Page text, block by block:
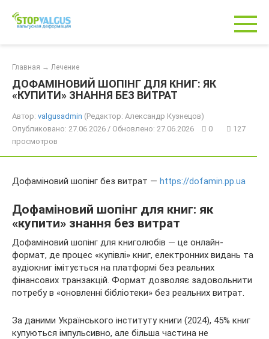
контенту
Главная → Лечение
ДОФАМІНОВИЙ ШОПІНГ ДЛЯ КНИГ: ЯК
«КУПИТИ» ЗНАННЯ БЕЗ ВИТРАТ
Автор: valgusadmin (Редактор: Александр Кузнецов)
Опубликовано: 27.06.2026 / Обновлено: 27.06.2026
0
127
просмотров
Дофаміновий шопінг без витрат — https://dofamin.pp.ua
Дофаміновий шопінг для книг: як
«купити» знання без витрат
Дофаміновий шопінг для книголюбів — це онлайн-
формат, де процес «купівлі» книг, електронних видань та
аудіокниг імітується на платформі без реальних
фінансових транзакцій. Формат дозволяє задовольнити
потребу в «оновленні бібліотеки» без реальних витрат.
За даними Українського інституту книги (2024), 45% книг
купуються імпульсивно, але більша частина не